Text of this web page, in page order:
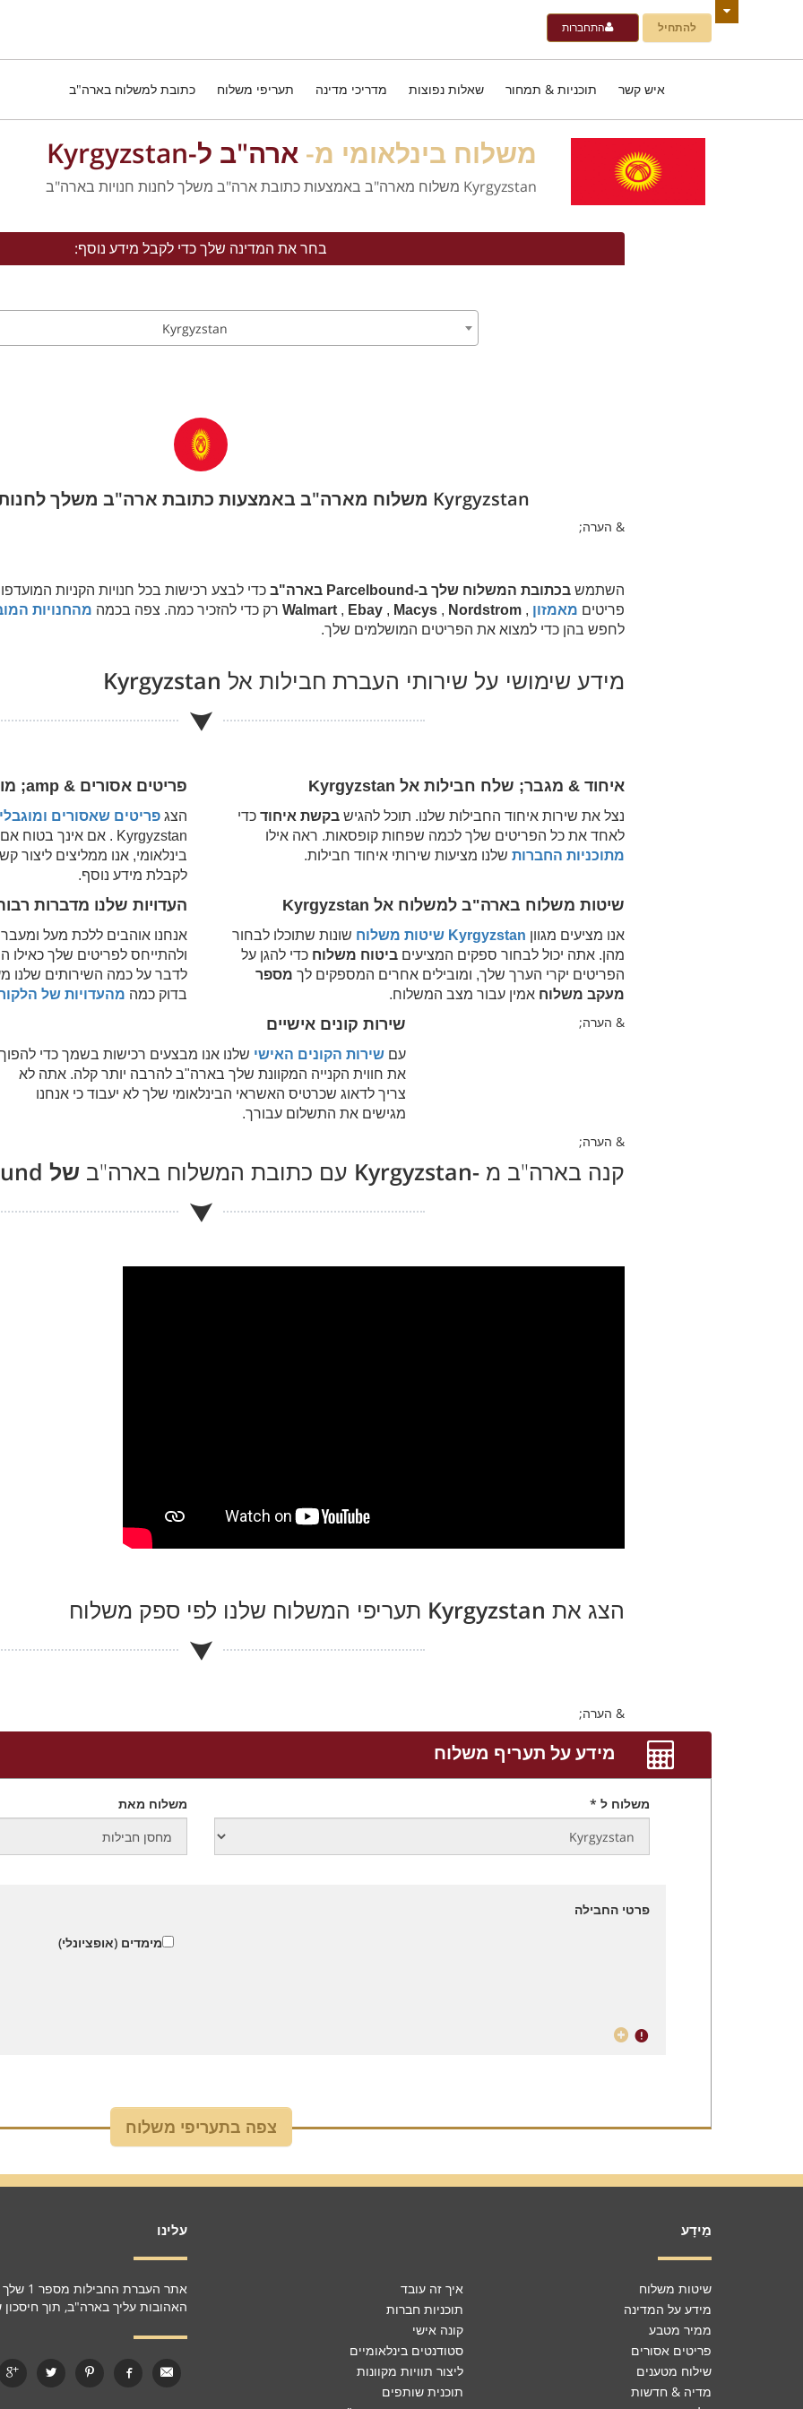
התחברות להתחיל
כתובת למשלוח בארה"ב תעריפי משלוח מדריכי מדינה שאלות נפוצות תוכניות & תמחור איש קשר
משלוח בינלאומי מ- ארה"ב ל-Kyrgyzstan
Kyrgyzstan משלוח מארה"ב באמצעות כתובת ארה"ב משלך לחנות חנויות בארה"ב
בחר את המדינה שלך כדי לקבל מידע נוסף:
Kyrgyzstan
Kyrgyzstan משלוח מארה"ב באמצעות כתובת ארה"ב משלך לחנות חנויות בארה"ב
& הערה;
השתמשבכתובת המשלוח שלך ב-Parcelbound בארה"ב
כדי לבצע רכישות בכל חנויות הקניות
פריטים מאמזון ,
Walmart, Ebay, Macys, Nordstrom רק כדי להזכיר כמה. צפה בכמה מהחנויות
לחפש בהן כדי למצוא את הפריטים המושלמים שלך.
מידע שימושי על שירותי העברת חבילות אל Kyrgyzstan
פריטים אסורים & amp; מוגבל לשלוח אל
הצג פריטים שאסורים
Kyrgyzstan . אם אינך בטוח
בינלאומי, אנו ממליצים
לקבלת מידע נוסף.
איחוד & מגבר; שלח חבילות אל Kyrgyzstan
נצל את שירות איחוד החבילות שלנו. תוכל להגישבקשת איחוד כדי
לאחד את כל הפריטים שלך לכמה שפחות קופסאות. ראה אילו
מתוכניות החברות שלנו מציעות שירותי איחוד חבילות.
העדויות שלנו מדברות
אנחנו אוהבים ללכת מעל
ולהתייחס לפריטים שלך כאילו
לדבר על כמה השירותים שלנו
בדוק כמה מהעדויות של
שיטות משלוח בארה"ב למשלוח אל Kyrgyzstan
אנו מציעים מגוון Kyrgyzstan שיטות משלוח שונות שתוכלו לבחור
מהן. אתה יכול לבחור ספקים המציעיםביטוח משלוח כדי להגן על
הפריטים יקרי הערך שלך, ומובילים אחרים המספקים לך מספר
מעקב משלוח אמין עבור מצב המשלוח.
שירות קונים אישיים
עםשירות הקונים האישי שלנו אנו מבצעים רכישות בשמך כדי להפוך
את חווית הקנייה המקוונת שלך בארה"ב להרבה יותר קלה. אתה לא
צריך לדאוג שכרטיס האשראי הבינלאומי שלך לא יעבוד כי אנחנו
מגישים את התשלום עבורך.
& הערה;
& הערה;
קנה בארה"ב מ-Kyrgyzstan עם כתובת המשלוח בארה"ב של Parcelbound
הצג את Kyrgyzstan תעריפי המשלוח שלנו לפי ספק משלוח
& הערה;
מידע על תעריף משלוח
משלוח מאת משלוח ל *
פרטי החבילה
מימדים (אופציונלי)
עלינו
אתר
האהובות עליך בארה"ב, תוך חיסכון של עד 75% בעלויות משלוח
מֵידָע
איך זה עובד
תוכניות חברות
קונה אישי
סטודנטים בינלאומיים
ליצור תוויות מקוונות
תוכנית שותפים
שיטות משלוח
מידע על המדינה
ממיר מטבע
פריטים אסורים
שילוח מטענים
מדיה & חדשות